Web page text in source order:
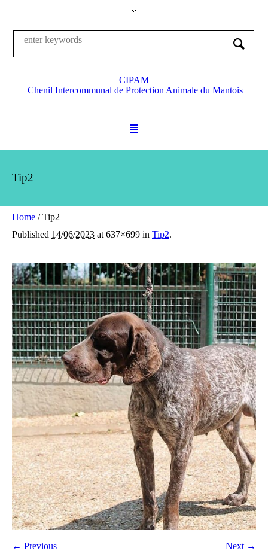
CIPAM
Chenil Intercommunal de Protection Animale du Mantois
Tip2
Home /Tip2
Published 14/06/2023 at 637×699 in Tip2.
← Previous Next →